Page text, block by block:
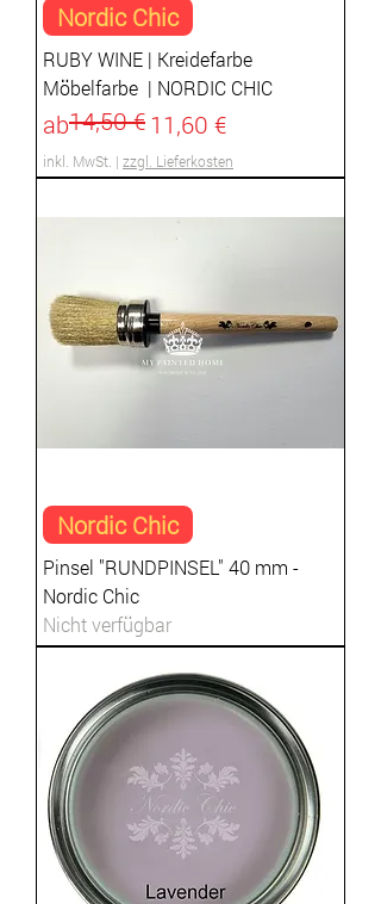
Nordic Chic
​​​​​​​RUBY WINE | Kreidefarbe
Möbelfarbe | NORDIC CHIC
ab
Standardpreis
14,50 €11,60 €
Sale-Preis
inkl. MwSt. | zzgl. Lieferkosten
Nordic Chic
Pinsel "RUNDPINSEL" 40 mm -
Nordic Chic
Nicht verfügbar